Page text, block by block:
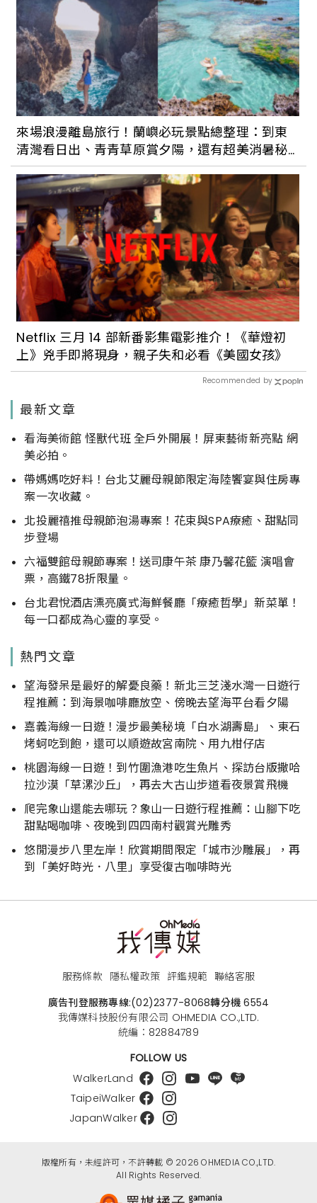
來場浪漫離島旅行！蘭嶼必玩景點總整理：到東
清灣看日出、青青草原賞夕陽，還有超美消暑秘
境野銀冷泉
Netflix 三月 14 部新番影集電影推介！《華燈初
上》兇手即將現身，親子失和必看《美國女孩》
Recommended by
最新文章
看海美術館 怪獸代班 全戶外開展！屏東藝術新亮點 網
美必拍。
帶媽媽吃好料！台北艾麗母親節限定海陸饗宴與住房專
案一次收藏。
北投麗禧推母親節泡湯專案！花束與SPA療癒、甜點同
步登場
六福雙館母親節專案！送司康午茶 康乃馨花籃 演唱會
票，高鐵78折限量。
台北君悅酒店漂亮廣式海鮮餐廳「療癒哲學」新菜單！
每一口都成為心靈的享受。
熱門文章
望海發呆是最好的解憂良藥！新北三芝淺水灣一日遊行
程推薦：到海景咖啡廳放空、傍晚去望海平台看夕陽
嘉義海線一日遊！漫步最美秘境「白水湖壽島」、東石
烤蚵吃到飽，還可以順遊故宮南院、用九柑仔店
桃園海線一日遊！到竹圍漁港吃生魚片、探訪台版撒哈
拉沙漠「草漯沙丘」，再去大古山步道看夜景賞飛機
爬完象山還能去哪玩？象山一日遊行程推薦：山腳下吃
甜點喝咖啡、夜晚到四四南村觀賞光雕秀
悠閒漫步八里左岸！欣賞期間限定「城市沙雕展」，再
到「美好時光．八里」享受復古咖啡時光
服務條款 隱私權政策 評鑑規範 聯絡客服
廣告刊登服務專線:(02)2377-8068轉分機 6554
我傳媒科技股份有限公司 OHMEDIA CO.,LTD.
統編：82884789
FOLLOW US
WalkerLand
TaipeiWalker
JapanWalker
版權所有，未經許可，不許轉載 © 2026 OHMEDIA CO.,LTD.
All Rights Reserved.